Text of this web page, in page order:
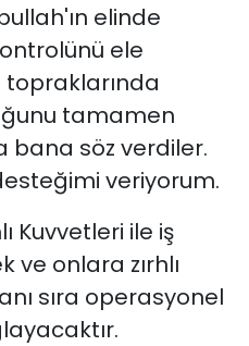
elinde
ele
tamamen
bana söz verdiler.
veriyorum.
Kuvvetleri ile iş
ve onlara zırhlı
sıra operasyonel